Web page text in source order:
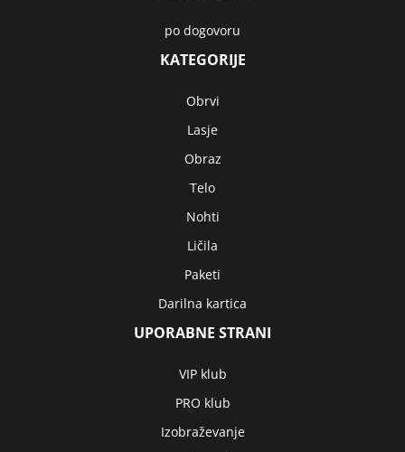
po dogovoru
KATEGORIJE
Obrvi
Lasje
Obraz
Telo
Nohti
Ličila
Paketi
Darilna kartica
UPORABNE STRANI
VIP klub
PRO klub
Izobraževanje